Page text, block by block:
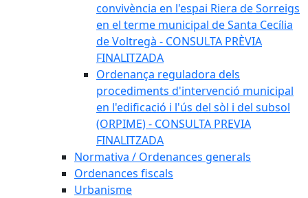
convivència en l'espai Riera de Sorreigs
en el terme municipal de Santa Cecília
de Voltregà - CONSULTA PRÈVIA
FINALITZADA
Ordenança reguladora dels
procediments d'intervenció municipal
en l'edificació i l'ús del sòl i del subsol
(ORPIME) - CONSULTA PREVIA
FINALITZADA
Normativa / Ordenances generals
Ordenances fiscals
Urbanisme